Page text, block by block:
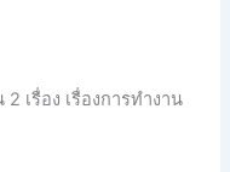
2 เรื่อง เรื่องการทำงาน